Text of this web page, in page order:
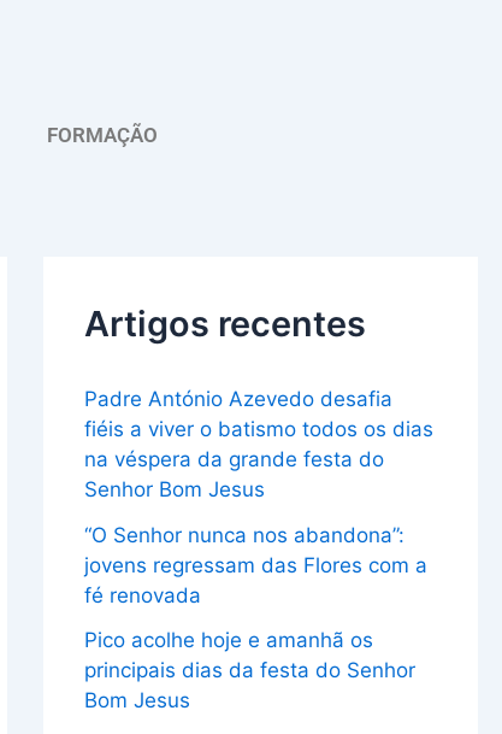
FORMAÇÃO
Artigos recentes
Padre António Azevedo desafia
fiéis a viver o batismo todos os dias
na véspera da grande festa do
Senhor Bom Jesus
“O Senhor nunca nos abandona”:
jovens regressam das Flores com a
fé renovada
Pico acolhe hoje e amanhã os
principais dias da festa do Senhor
Bom Jesus
u